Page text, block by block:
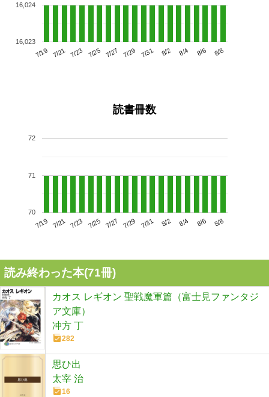
7/19 7/21 7/23 7/25 7/27 7/29 7/31 8/2 8/4 8/6 8/8
16,023
16,024
読書冊数
7/19 7/21 7/23 7/25 7/27 7/29 7/31 8/2 8/4 8/6 8/8
70
71
72
読み終わった本(71冊)
カオス レギオン 聖戦魔軍篇（富士見ファンタジ
ア文庫）
冲方 丁
282
思ひ出
太宰 治
16